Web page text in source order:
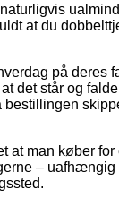
at du
på deres
det står og
bestillingen
at man køber for
– uafhængig